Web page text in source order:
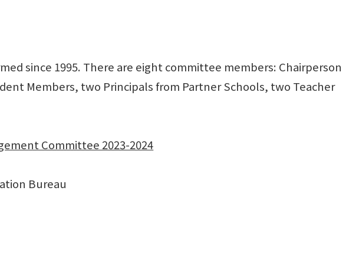
since 1995. There are eight committee members: Chairperson
Members, two Principals from Partner Schools, two Teacher
Committee 2023-2024
Bureau